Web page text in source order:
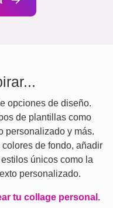
opciones de diseño.
de plantillas como
personalizado y más.
de fondo, añadir
únicos como la
personalizado.
tu collage personal.